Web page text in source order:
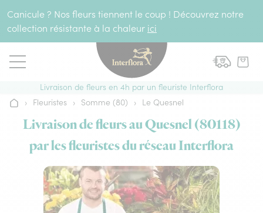
Canicule ? Nos fleurs tiennent le coup ! Découvrez notre
collection résistante à la chaleur ici
Livraison de fleurs en 4h par un fleuriste Interflora
Accueil
› Fleuristes › Somme (80) › Le Quesnel
Livraison de fleurs au Quesnel (80118)
par les fleuristes du réseau Interflora